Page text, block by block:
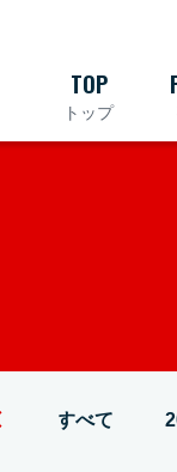
TOP
トップ
すべて